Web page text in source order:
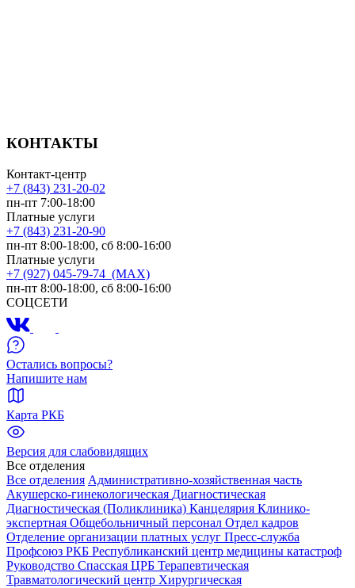
КОНТАКТЫ
Контакт-центр
+7 (843) 231-20-02
пн-пт 7:00-18:00
Платные услуги
+7 (843) 231-20-90
пн-пт 8:00-18:00, сб 8:00-16:00
Платные услуги
+7 (927) 045-79-74 (MAX)
пн-пт 8:00-18:00, сб 8:00-16:00
СОЦСЕТИ
Остались вопросы?
Напишите нам
Карта РКБ
Версия для слабовидящих
Все отделения
Все отделения Административно-хозяйственная часть
Акушерско-гинекологическая Диагностическая
Диагностическая (Поликлиника) Канцелярия Клинико-
экспертная Общебольничный персонал Отдел кадров
Отделение организации платных услуг Пресс-служба
Профсоюз РКБ Республиканский центр медицины катастроф
Руководство Спасская ЦРБ Терапевтическая
Травматологический центр Хирургическая